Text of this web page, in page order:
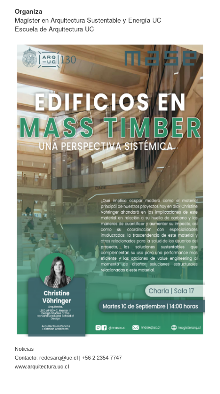
Organiza_
Magíster en Arquitectura Sustentable y Energía UC
Escuela de Arquitectura UC
Noticias
Contacto: redesarq@uc.cl
| +56 2 2354 7747
www.arquitectura.uc.cl